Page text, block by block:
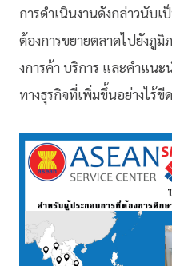
การดำเนินงานดังกล่าวนับเป็
ต้องการขยายตลาดไปยังภูมิ
งการค้า บริการ และคำแนะ
ทางธุรกิจที่เพิ่มขึ้นอย่างไร้ขี